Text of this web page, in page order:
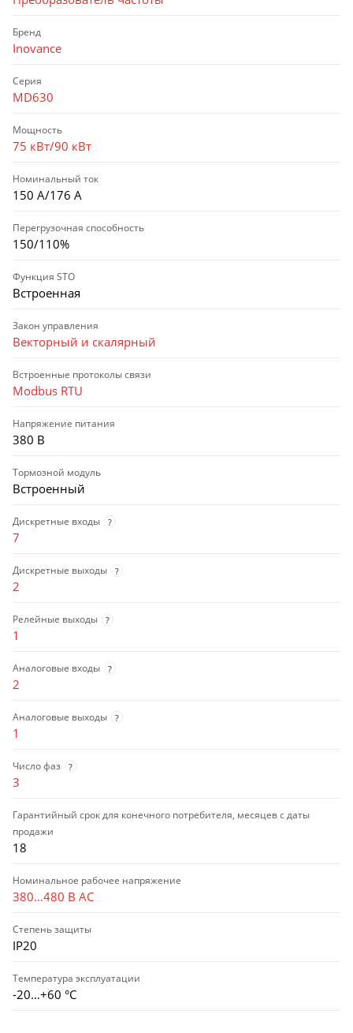
Бренд
Inovance
Серия
MD630
Мощность
75 кВт/90 кВт
Номинальный ток
150 А/176 А
Перегрузочная способность
150/110%
Функция STO
Встроенная
Закон управления
Векторный и скалярный
Встроенные протоколы связи
Modbus RTU
Напряжение питания
380 В
Тормозной модуль
Встроенный
Дискретные входы ?
7
Дискретные выходы ?
2
Релейные выходы ?
1
Аналоговые входы ?
2
Аналоговые выходы ?
1
Число фаз ?
3
Гарантийный срок для конечного потребителя, месяцев с даты
продажи
18
Номинальное рабочее напряжение
380…480 В AC
Степень защиты
IP20
Температура эксплуатации
-20…+60 °С